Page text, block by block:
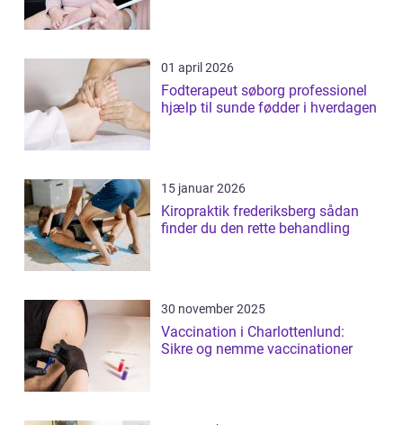
01 april 2026
Fodterapeut søborg professionel
hjælp til sunde fødder i hverdagen
15 januar 2026
Kiropraktik frederiksberg sådan
finder du den rette behandling
30 november 2025
Vaccination i Charlottenlund:
Sikre og nemme vaccinationer